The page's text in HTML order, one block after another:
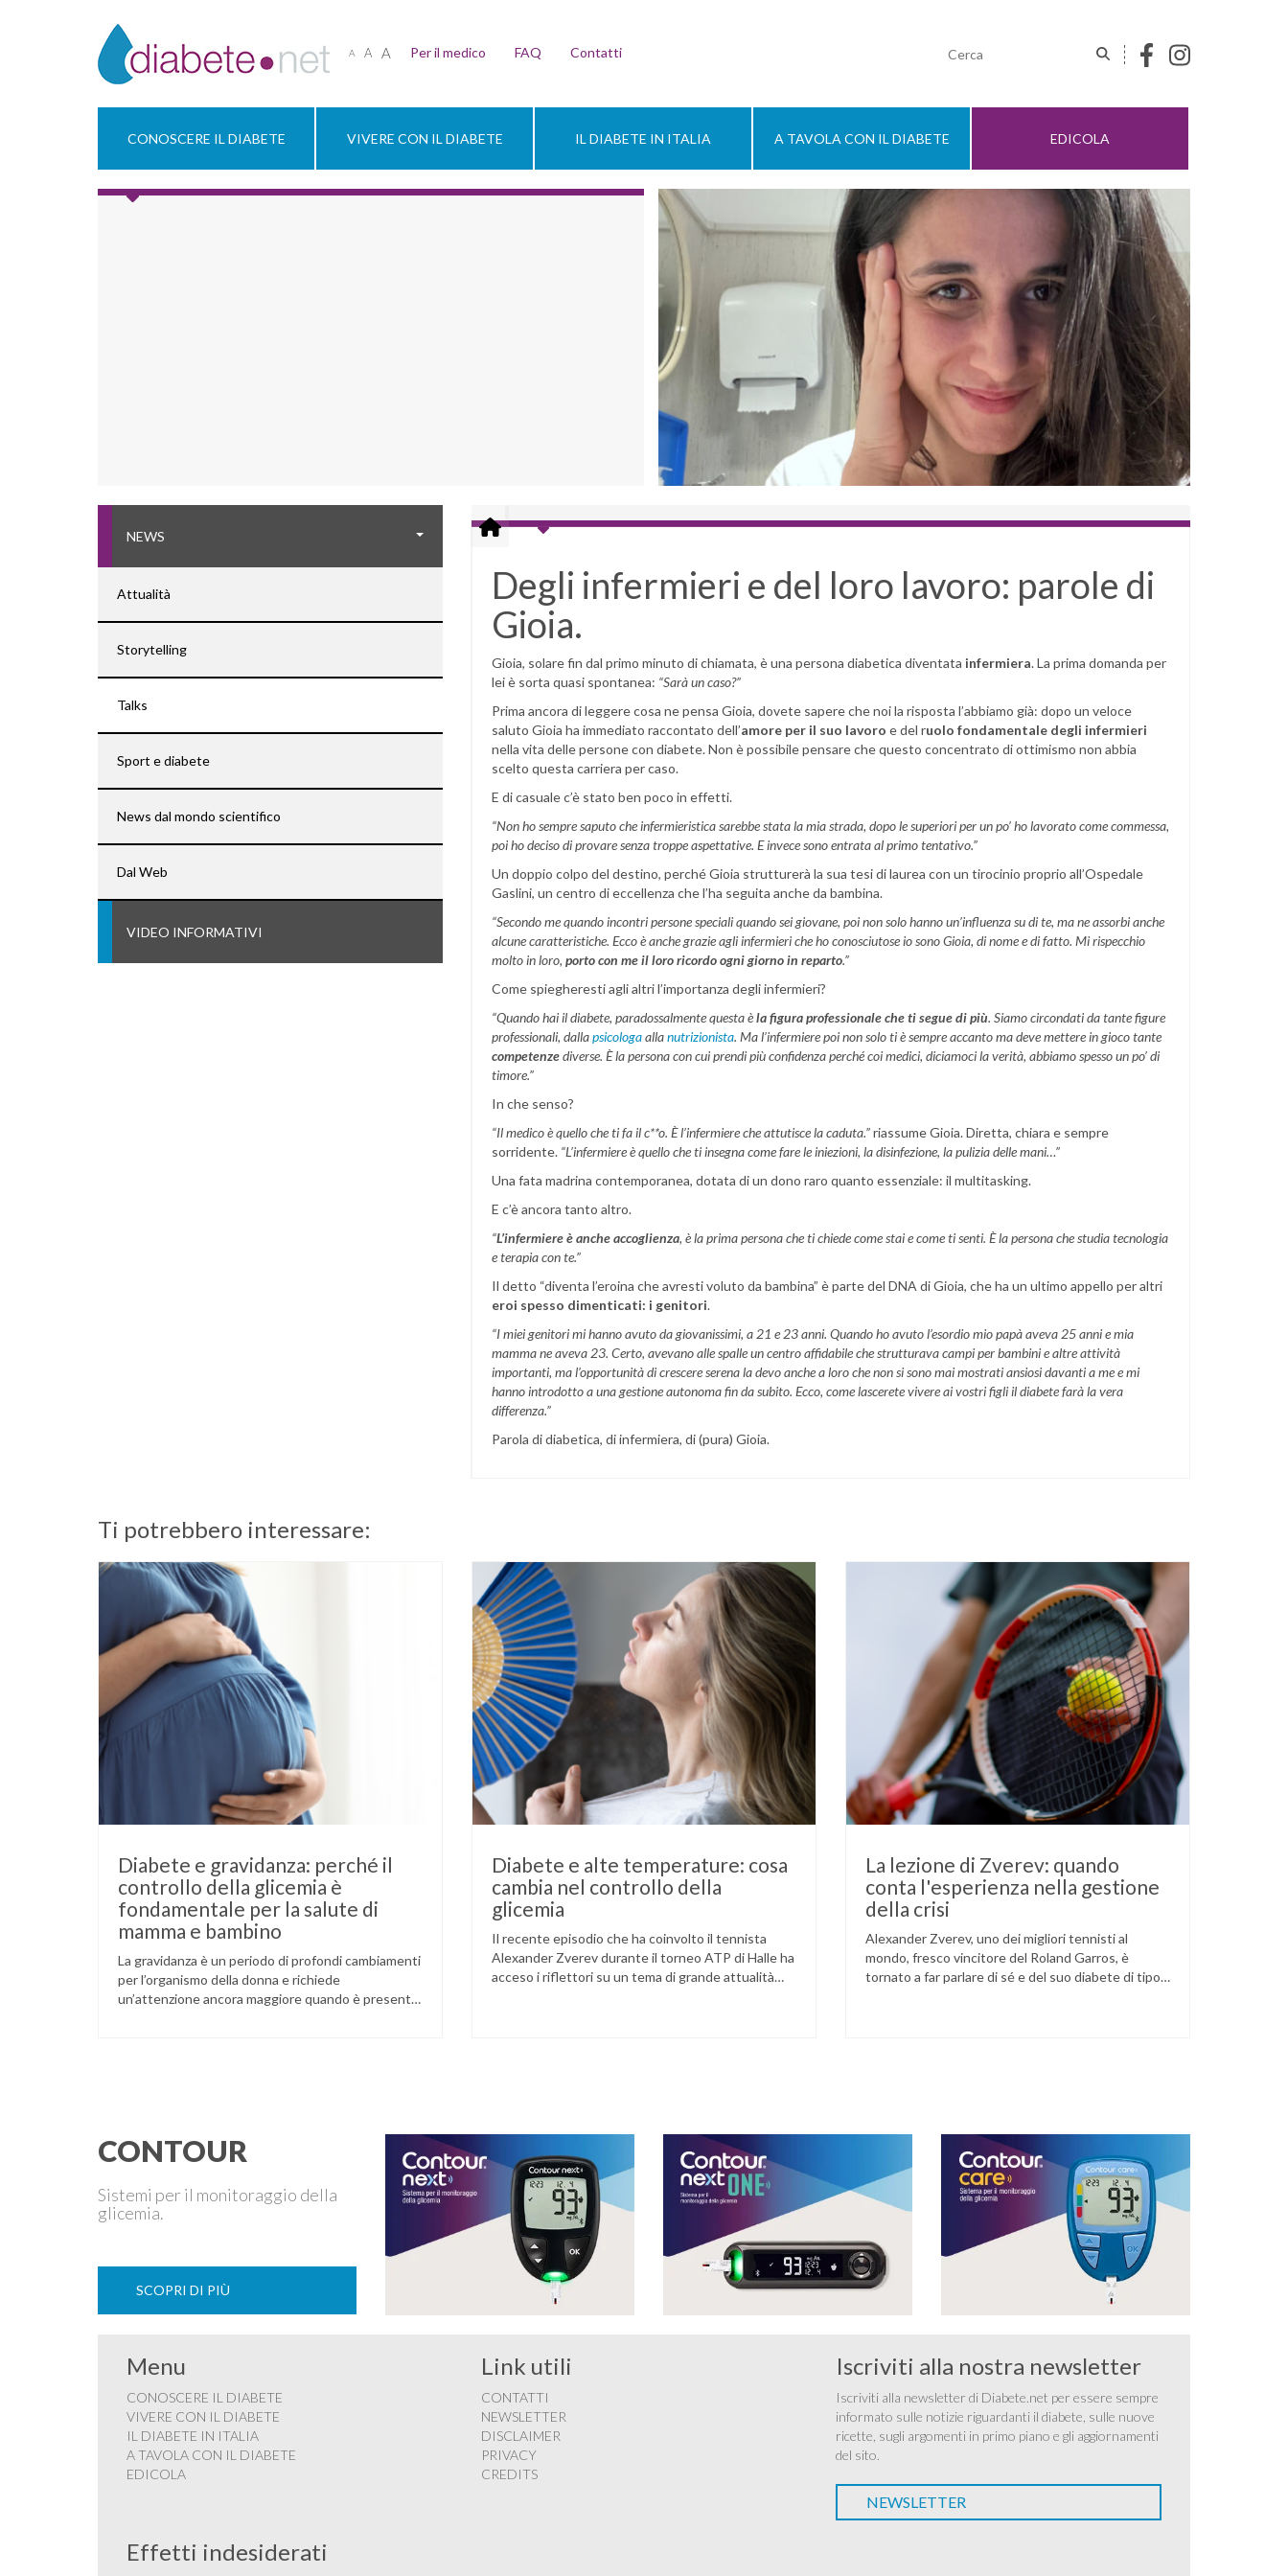
A A A Per il medico FAQ Contatti
CONOSCERE IL DIABETE VIVERE CON IL DIABETE IL DIABETE IN ITALIA A TAVOLA CON IL DIABETE EDICOLA
NEWS
Attualità
Storytelling
Talks
Sport e diabete
News dal mondo scientifico
Dal Web
VIDEO INFORMATIVI
Degli infermieri e del loro lavoro: parole di
Gioia.
Gioia, solare fin dal primo minuto di chiamata, è una persona diabetica diventata infermiera. La prima domanda per
lei è sorta quasi spontanea: “Sarà un caso?”
Prima ancora di leggere cosa ne pensa Gioia, dovete sapere che noi la risposta l’abbiamo già: dopo un veloce
saluto Gioia ha immediato raccontato dell’amore per il suo lavoro e del ruolo fondamentale degli infermieri
nella vita delle persone con diabete. Non è possibile pensare che questo concentrato di ottimismo non abbia
scelto questa carriera per caso.
E di casuale c’è stato ben poco in effetti.
“Non ho sempre saputo che infermieristica sarebbe stata la mia strada, dopo le superiori per un po’ ho lavorato come commessa,
poi ho deciso di provare senza troppe aspettative. E invece sono entrata al primo tentativo.”
Un doppio colpo del destino, perché Gioia strutturerà la sua tesi di laurea con un tirocinio proprio all’Ospedale
Gaslini, un centro di eccellenza che l’ha seguita anche da bambina.
“Secondo me quando incontri persone speciali quando sei giovane, poi non solo hanno un’influenza su di te, ma ne assorbi anche
alcune caratteristiche. Ecco è anche grazie agli infermieri che ho conosciutose io sono Gioia, di nome e di fatto. Mi rispecchio
molto in loro, porto con me il loro ricordo ogni giorno in reparto.”
Come spiegheresti agli altri l’importanza degli infermieri?
“Quando hai il diabete, paradossalmente questa èla figura professionale che ti segue di più. Siamo circondati da tante figure
professionali, dallapsicologaallanutrizionista. Ma l’infermiere poi non solo ti è sempre accanto ma deve mettere in gioco tante
competenzediverse. È la persona con cui prendi più confidenza perché coi medici, diciamoci la verità, abbiamo spesso un po’ di
timore.”
In che senso?
“Il medico è quello che ti fa il c**o. È l’infermiere che attutisce la caduta.”riassume Gioia. Diretta, chiara e sempre
sorridente. “L’infermiere è quello che ti insegna come fare le iniezioni, la disinfezione, la pulizia delle mani…”
Una fata madrina contemporanea, dotata di un dono raro quanto essenziale: il multitasking.
E c’è ancora tanto altro.
“L’infermiere è anche accoglienza, è la prima persona che ti chiede come stai e come ti senti. È la persona che studia tecnologia
e terapia con te.”
Il detto “diventa l’eroina che avresti voluto da bambina” è parte del DNA di Gioia, che ha un ultimo appello per altri
eroi spesso dimenticati: i genitori.
“I miei genitori mi hanno avuto da giovanissimi, a 21 e 23 anni. Quando ho avuto l’esordio mio papà aveva 25 anni e mia
mamma ne aveva 23. Certo, avevano alle spalle un centro affidabile che strutturava campi per bambini e altre attività
importanti, ma l’opportunità di crescere serena la devo anche a loro che non si sono mai mostrati ansiosi davanti a me e mi
hanno introdotto a una gestione autonoma fin da subito. Ecco, come lascerete vivere ai vostri figli il diabete farà la vera
differenza.”
Parola di diabetica, di infermiera, di (pura) Gioia.
Ti potrebbero interessare:
Diabete e gravidanza: perché il
controllo della glicemia è
fondamentale per la salute di
mamma e bambino
La gravidanza è un periodo di profondi cambiamenti
per l’organismo della donna e richiede
un’attenzione ancora maggiore quando è presente
Diabete e alte temperature: cosa
cambia nel controllo della
glicemia
Il recente episodio che ha coinvolto il tennista
Alexander Zverev durante il torneo ATP di Halle ha
acceso i riflettori su un tema di grande attualità
La lezione di Zverev: quando
conta l'esperienza nella gestione
della crisi
Alexander Zverev, uno dei migliori tennisti al
mondo, fresco vincitore del Roland Garros, è
tornato a far parlare di sé e del suo diabete di tipo
CONTOUR
Sistemi per il monitoraggio della
glicemia.
SCOPRI DI PIÙ
Menu
CONOSCERE IL DIABETE
VIVERE CON IL DIABETE
IL DIABETE IN ITALIA
A TAVOLA CON IL DIABETE
EDICOLA
Link utili
CONTATTI
NEWSLETTER
DISCLAIMER
PRIVACY
CREDITS
Iscriviti alla nostra newsletter
Iscriviti alla newsletter di Diabete.net per essere sempre
informato sulle notizie riguardanti il diabete, sulle nuove
ricette, sugli argomenti in primo piano e gli aggiornamenti
del sito.
NEWSLETTER
Effetti indesiderati